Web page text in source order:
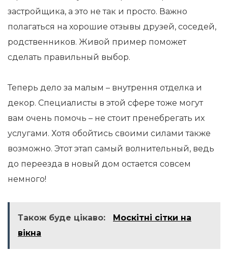
застройщика, а это не так и просто. Важно
полагаться на хорошие отзывы друзей, соседей,
родственников. Живой пример поможет
сделать правильный выбор.
Теперь дело за малым – внутрення отделка и
декор. Специалисты в этой сфере тоже могут
вам очень помочь – не стоит пренебрегать их
услугами. Хотя обойтись своими силами также
возможно. Этот этап самый волнительный, ведь
до переезда в новый дом остается совсем
немного!
Також буде цікаво:
Москітні сітки на
вікна